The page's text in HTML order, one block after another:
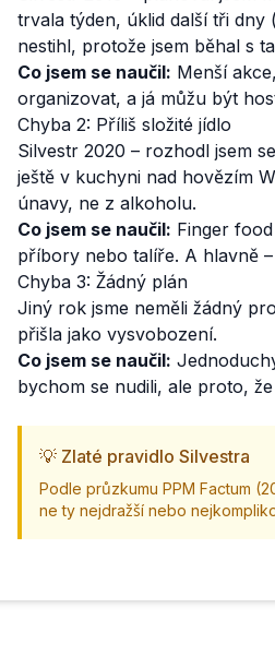
trvala týden, úklid další tři dny
nestihl, protože jsem běhal s
Co jsem se naučil: Menší
organizovat, a já můžu být
Chyba 2: Příliš složité jídlo
Silvestr 2020 – rozhodl jsem
ještě v kuchyni nad hovězím
únavy, ne z alkoholu.
Co jsem se naučil: Finger
příbory nebo talíře. A hlavně
Chyba 3: Žádný plán
Jiný rok jsme neměli žádný
přišla jako vysvobození.
Co jsem se naučil:
bychom se nudili, ale proto,
💡 Zlaté pravidlo Silvestra
Podle průzkumu PPM Factum
ne ty nejdražší nebo